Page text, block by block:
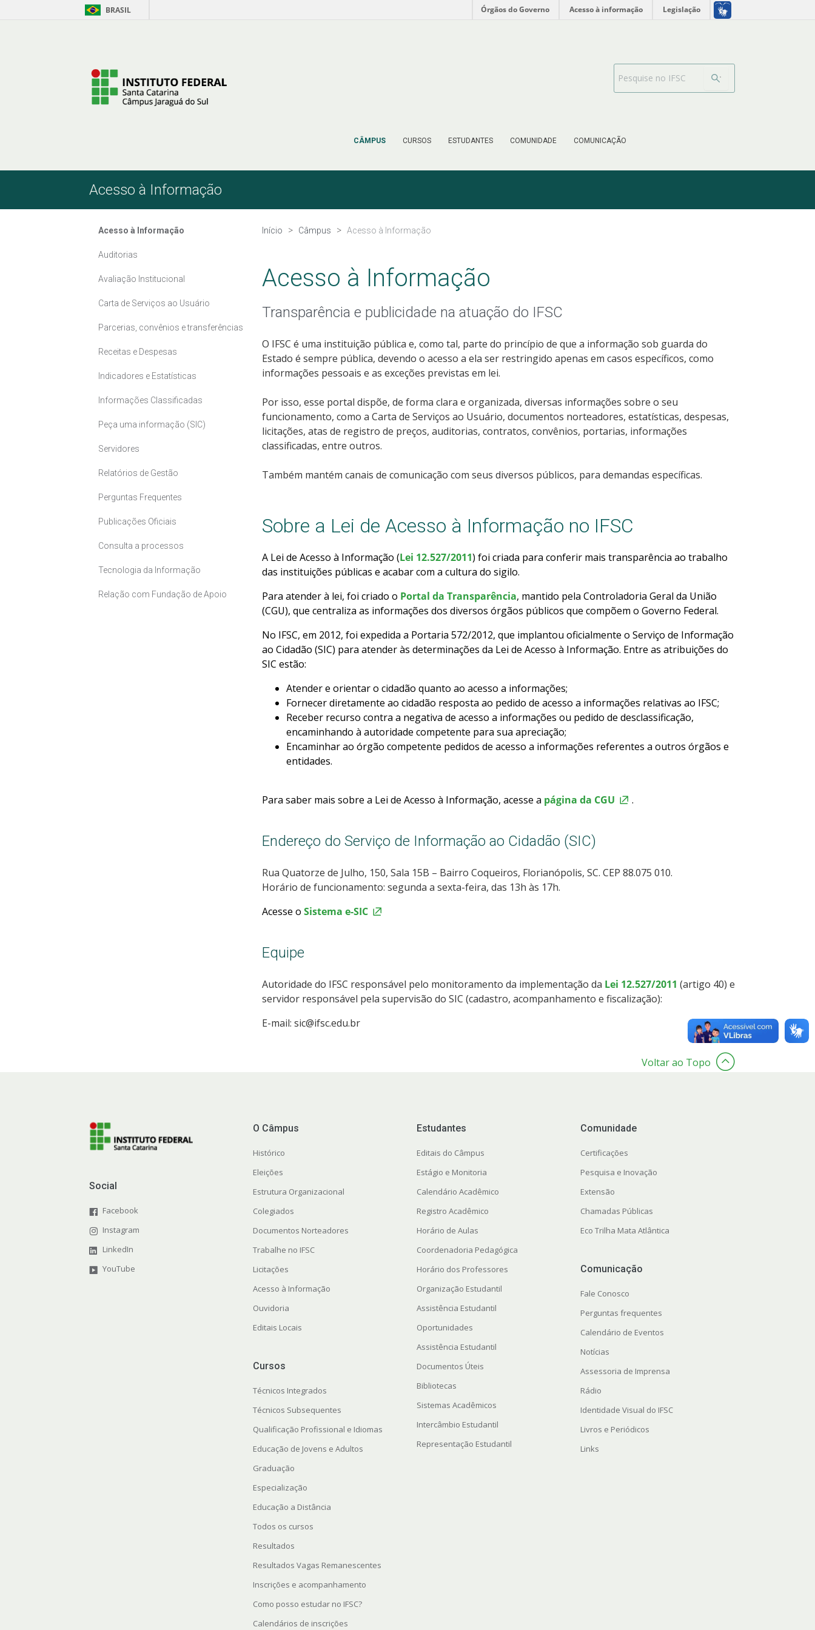
Pular para o Conteúdo BRASIL Órgãos do Governo Acesso à informação Legislação
CÂMPUS CURSOS ESTUDANTES COMUNIDADE COMUNICAÇÃO
Barra de busca
Acesso à Informação
Acesso à Informação
Auditorias
Avaliação Institucional
Carta de Serviços ao Usuário
Parcerias, convênios e transferências
Receitas e Despesas
Indicadores e Estatísticas
Informações Classificadas
Peça uma informação (SIC)
Servidores
Relatórios de Gestão
Perguntas Frequentes
Publicações Oficiais
Consulta a processos
Tecnologia da Informação
Relação com Fundação de Apoio
Início Câmpus Acesso à Informação
Acesso à Informação
Transparência e publicidade na atuação do IFSC
O IFSC é uma instituição pública e, como tal, parte do princípio de que a informação sob guarda do
Estado é sempre pública, devendo o acesso a ela ser restringido apenas em casos específicos, como
informações pessoais e as exceções previstas em lei.
Por isso, esse portal dispõe, de forma clara e organizada, diversas informações sobre o seu
funcionamento, como a Carta de Serviços ao Usuário, documentos norteadores, estatísticas, despesas,
licitações, atas de registro de preços, auditorias, contratos, convênios, portarias, informações
classificadas, entre outros.
Também mantém canais de comunicação com seus diversos públicos, para demandas específicas.
Sobre a Lei de Acesso à Informação no IFSC
A Lei de Acesso à Informação (Lei 12.527/2011) foi criada para conferir mais transparência ao trabalho
das instituições públicas e acabar com a cultura do sigilo.
Para atender à lei, foi criado o Portal da Transparência, mantido pela Controladoria Geral da União
(CGU), que centraliza as informações dos diversos órgãos públicos que compõem o Governo Federal.
No IFSC, em 2012, foi expedida a Portaria 572/2012, que implantou oficialmente o Serviço de Informação
ao Cidadão (SIC) para atender às determinações da Lei de Acesso à Informação. Entre as atribuições do
SIC estão:
Atender e orientar o cidadão quanto ao acesso a informações;
Fornecer diretamente ao cidadão resposta ao pedido de acesso a informações relativas ao IFSC;
Receber recurso contra a negativa de acesso a informações ou pedido de desclassificação,
encaminhando à autoridade competente para sua apreciação;
Encaminhar ao órgão competente pedidos de acesso a informações referentes a outros órgãos e
entidades.
Para saber mais sobre a Lei de Acesso à Informação, acesse a página da CGU .
Endereço do Serviço de Informação ao Cidadão (SIC)
Rua Quatorze de Julho, 150, Sala 15B – Bairro Coqueiros, Florianópolis, SC. CEP 88.075 010.
Horário de funcionamento: segunda a sexta-feira, das 13h às 17h.
Acesse o Sistema e-SIC
Equipe
Autoridade do IFSC responsável pelo monitoramento da implementação da Lei 12.527/2011 (artigo 40) e
servidor responsável pela supervisão do SIC (cadastro, acompanhamento e fiscalização):
E-mail: sic@ifsc.edu.br
Voltar ao Topo
Social
Facebook
Instagram
LinkedIn
YouTube
O Câmpus
Histórico
Eleições
Estrutura Organizacional
Colegiados
Documentos Norteadores
Trabalhe no IFSC
Licitações
Acesso à Informação
Ouvidoria
Editais Locais
Cursos
Técnicos Integrados
Técnicos Subsequentes
Qualificação Profissional e Idiomas
Educação de Jovens e Adultos
Graduação
Especialização
Educação a Distância
Todos os cursos
Resultados
Resultados Vagas Remanescentes
Inscrições e acompanhamento
Como posso estudar no IFSC?
Calendários de inscrições
Estudantes
Editais do Câmpus
Estágio e Monitoria
Calendário Acadêmico
Registro Acadêmico
Horário de Aulas
Coordenadoria Pedagógica
Horário dos Professores
Organização Estudantil
Assistência Estudantil
Oportunidades
Assistência Estudantil
Documentos Úteis
Bibliotecas
Sistemas Acadêmicos
Intercâmbio Estudantil
Representação Estudantil
Comunidade
Certificações
Pesquisa e Inovação
Extensão
Chamadas Públicas
Eco Trilha Mata Atlântica
Comunicação
Fale Conosco
Perguntas frequentes
Calendário de Eventos
Notícias
Assessoria de Imprensa
Rádio
Identidade Visual do IFSC
Livros e Periódicos
Links